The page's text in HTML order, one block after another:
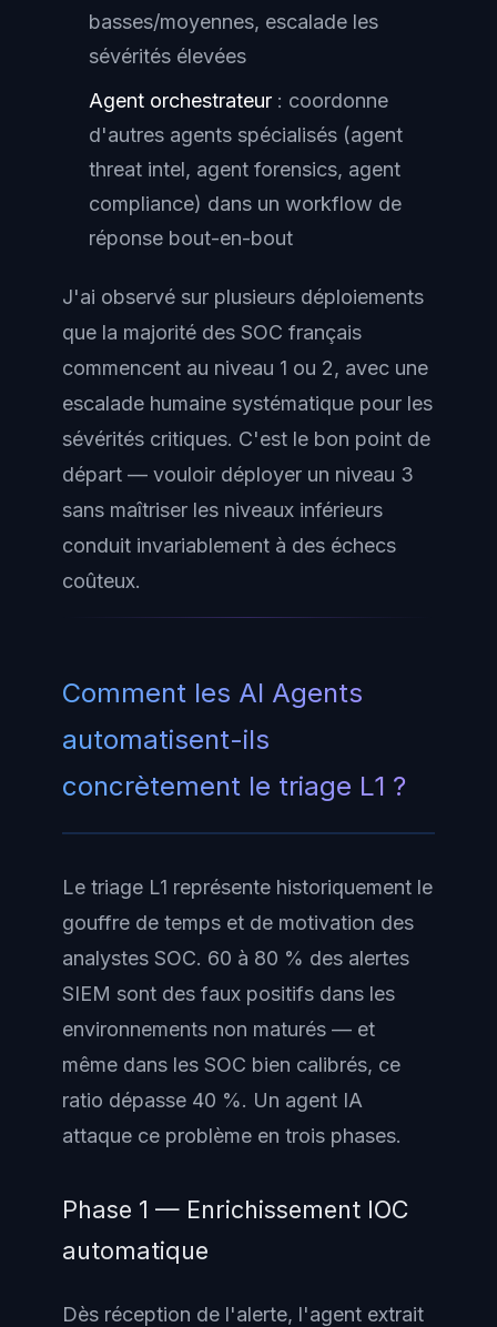
basses/moyennes, escalade les
sévérités élevées
Agent orchestrateur : coordonne
d'autres agents spécialisés (agent
threat intel, agent forensics, agent
compliance) dans un workflow de
réponse bout-en-bout
J'ai observé sur plusieurs déploiements
que la majorité des SOC français
commencent au niveau 1 ou 2, avec une
escalade humaine systématique pour les
sévérités critiques. C'est le bon point de
départ — vouloir déployer un niveau 3
sans maîtriser les niveaux inférieurs
conduit invariablement à des échecs
coûteux.
Comment les AI Agents
automatisent-ils
concrètement le triage L1 ?
Le triage L1 représente historiquement le
gouffre de temps et de motivation des
analystes SOC. 60 à 80 % des alertes
SIEM sont des faux positifs dans les
environnements non maturés — et
même dans les SOC bien calibrés, ce
ratio dépasse 40 %. Un agent IA
attaque ce problème en trois phases.
Phase 1 — Enrichissement IOC
automatique
Dès réception de l'alerte, l'agent extrait